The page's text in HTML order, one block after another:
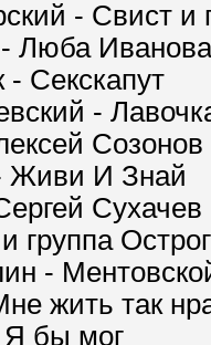
- Свист и
Люба Иванова
Секскапут
-
Живи И Знай
Сухачев
группа
-
жить так
Я бы мог